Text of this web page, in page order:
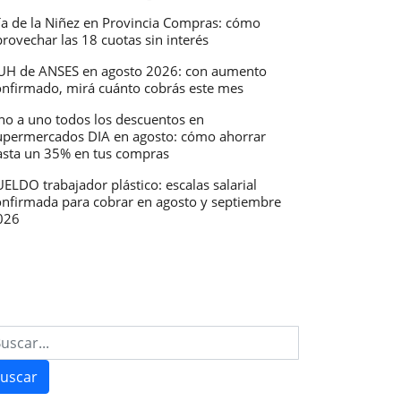
de la Niñez en Provincia Compras: cómo
las 18 cuotas sin interés
de ANSES en agosto 2026: con aumento
mirá cuánto cobrás este mes
a uno todos los descuentos en
DIA en agosto: cómo ahorrar
un 35% en tus compras
trabajador plástico: escalas salarial
para cobrar en agosto y septiembre